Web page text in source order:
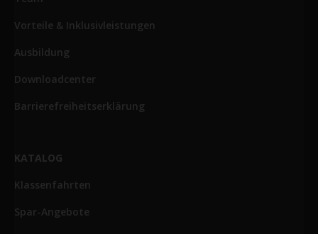
Vorteile & Inklusivleistungen
Ausbildung
Downloadcenter
Barrierefreiheitserklärung
KATALOG
Klassenfahrten
Spar-Angebote